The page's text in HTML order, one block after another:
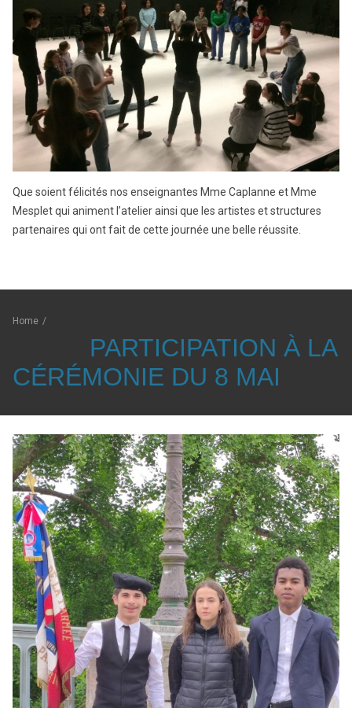
Que soient félicités nos enseignantes Mme Caplanne et Mme
Mesplet qui animent l’atelier ainsi que les artistes et structures
partenaires qui ont fait de cette journée une belle réussite.
Home /
PARTICIPATION À LA
CÉRÉMONIE DU 8 MAI